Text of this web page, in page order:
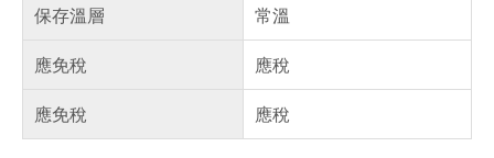
保存溫層
常溫
應免稅
應稅
應免稅
應稅
偏遠地區配送